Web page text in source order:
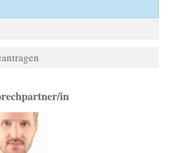
in